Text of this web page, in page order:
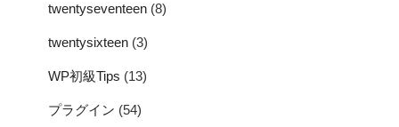
twentyseventeen (8)
twentysixteen (3)
WP初級Tips (13)
プラグイン (54)